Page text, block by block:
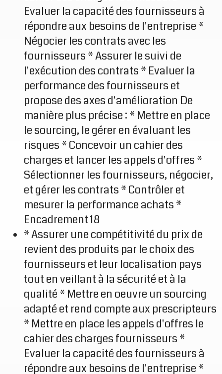
Evaluer la capacité des fournisseurs à
répondre aux besoins de l'entreprise *
Négocier les contrats avec les
fournisseurs * Assurer le suivi de
l'exécution des contrats * Evaluer la
performance des fournisseurs et
propose des axes d'amélioration De
manière plus précise : * Mettre en place
le sourcing, le gérer en évaluant les
risques * Concevoir un cahier des
charges et lancer les appels d'offres *
Sélectionner les fournisseurs, négocier,
et gérer les contrats * Contrôler et
mesurer la performance achats *
Encadrement 18
* Assurer une compétitivité du prix de
revient des produits par le choix des
fournisseurs et leur localisation pays
tout en veillant à la sécurité et à la
qualité * Mettre en oeuvre un sourcing
adapté et rend compte aux prescripteurs
* Mettre en place les appels d'offres le
cahier des charges fournisseurs *
Evaluer la capacité des fournisseurs à
répondre aux besoins de l'entreprise *